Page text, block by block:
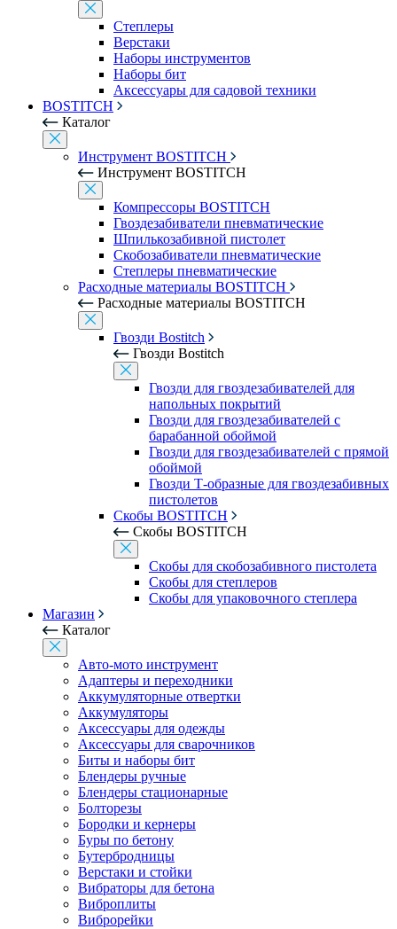
Степлеры
Верстаки
Наборы инструментов
Наборы бит
Аксессуары для садовой техники
BOSTITCH
Каталог
Инструмент BOSTITCH
Инструмент BOSTITCH
Компрессоры BOSTITCH
Гвоздезабиватели пневматические
Шпилькозабивной пистолет
Скобозабиватели пневматические
Степлеры пневматические
Расходные материалы BOSTITCH
Расходные материалы BOSTITCH
Гвозди Bostitch
Гвозди Bostitch
Гвозди для гвоздезабивателей для
напольных покрытий
Гвозди для гвоздезабивателей с
барабанной обоймой
Гвозди для гвоздезабивателей с прямой
обоймой
Гвозди Т-образные для гвоздезабивных
пистолетов
Скобы BOSTITCH
Скобы BOSTITCH
Скобы для скобозабивного пистолета
Скобы для степлеров
Скобы для упаковочного степлера
Магазин
Каталог
Авто-мото инструмент
Адаптеры и переходники
Аккумуляторные отвертки
Аккумуляторы
Аксессуары для одежды
Аксессуары для сварочников
Биты и наборы бит
Блендеры ручные
Блендеры стационарные
Болторезы
Бородки и кернеры
Буры по бетону
Бутербродницы
Верстаки и стойки
Вибраторы для бетона
Виброплиты
Виброрейки